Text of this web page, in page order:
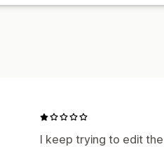
I keep trying to edit